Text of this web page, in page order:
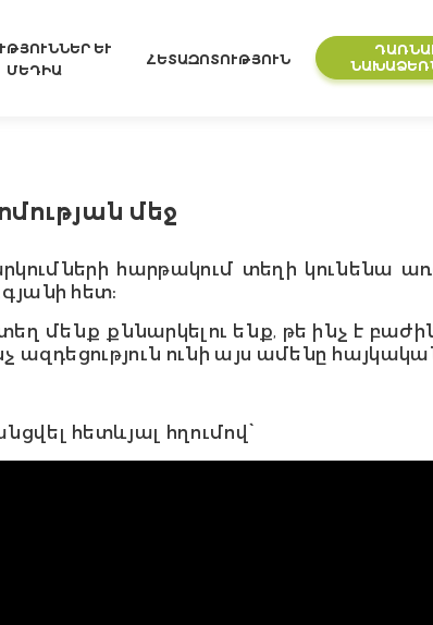
ԵՒ Մ
ԵԴԻԱ
ՀԵՏԱԶՈՏՈՒԹՅՈՒՆ
մեջ
հարթակում տեղի կունենա
հետ։
մենք քննարկելու ենք, թե ինչ է
ազդեցություն ունի այս ամենը
հետևյալ հղումով՝